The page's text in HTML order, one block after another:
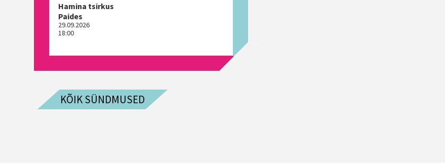
Hamina tsirkus
Paides
29.09.2026
18:00
KÕIK SÜNDMUSED